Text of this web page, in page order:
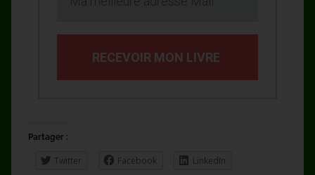
RECEVOIR MON LIVRE
Partager :
Twitter Facebook LinkedIn